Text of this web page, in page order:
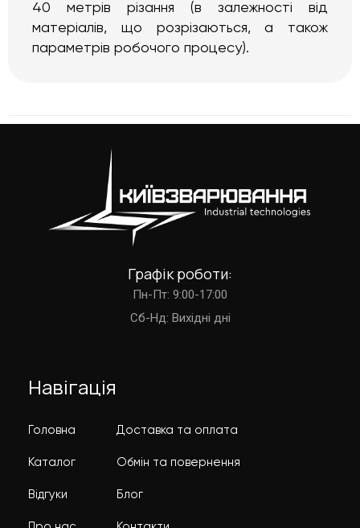
40 метрів різання (в залежності від
матеріалів, що розрізаються, а також
параметрів робочого процесу).
Графік роботи:
Пн-Пт: 9:00-17:00
Cб-Нд: Вихідні дні
Навігація
Головна
Каталог
Відгуки
Доставка та оплата
Обмін та повернення
Блог